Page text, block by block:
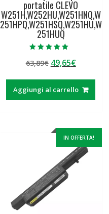
portatile CLEVO
W251H,W252HU,W251HNQ,W
251HPQ,W251HSQ,W251HU,W
251HUQ
5.00
su 5
63,89€ Il
originale
era:
49,65€Il
attuale
è:
Aggiungi al carrello
IN OFFERTA!